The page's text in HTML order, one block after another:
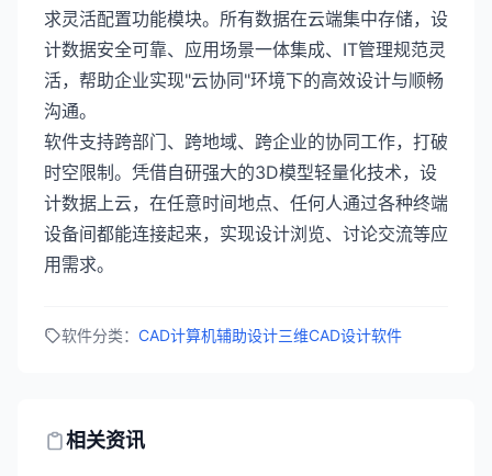
求灵活配置功能模块。所有数据在云端集中存储，设
计数据安全可靠、应用场景一体集成、IT管理规范灵
活，帮助企业实现"云协同"环境下的高效设计与顺畅
沟通。
软件支持跨部门、跨地域、跨企业的协同工作，打破
时空限制。凭借自研强大的3D模型轻量化技术，设
计数据上云，在任意时间地点、任何人通过各种终端
设备间都能连接起来，实现设计浏览、讨论交流等应
用需求。
软件分类： CAD计算机辅助设计三维CAD设计软件
相关资讯